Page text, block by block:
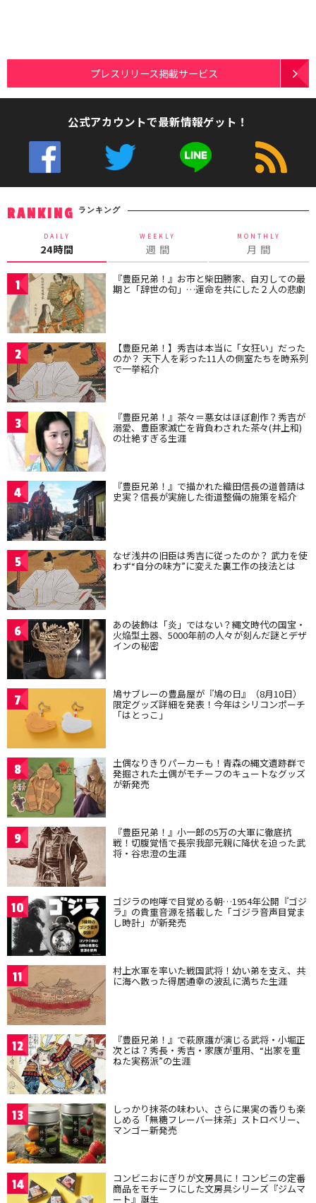
プレスリリース掲載サービス
公式アカウントで最新情報ゲット！
RANKING ランキング
DAILY
24時間
WEEKLY
週 間
MONTHLY
月 間
1 『豊臣兄弟！』お市と柴田勝家、自刃しての最
期と「辞世の句」…運命を共にした２人の悲劇
2 【豊臣兄弟！】秀吉は本当に「女狂い」だった
のか？ 天下人を彩った11人の側室たちを時系列
で一挙紹介
3 『豊臣兄弟！』茶々＝悪女はほぼ創作？秀吉が
溺愛、豊臣家滅亡を背負わされた茶々(井上和)
の壮絶すぎる生涯
4 『豊臣兄弟！』で描かれた織田信長の道普請は
史実？信長が実施した街道整備の施策を紹介
5 なぜ浅井の旧臣は秀吉に従ったのか？ 武力を使
わず“自分の味方”に変えた裏工作の技法とは
6 あの装飾は「炎」ではない？縄文時代の国宝・
火焔型土器、5000年前の人々が刻んだ謎とデザ
インの秘密
7 鳩サブレーの豊島屋が『鳩の日』（8月10日）
限定グッズ詳細を発表！今年はシリコンポーチ
「はとっこ」
8 土偶なりきりパーカーも！青森の縄文遺跡群で
発掘された土偶がモチーフのキュートなグッズ
が新発売
9 『豊臣兄弟！』小一郎の5万の大軍に徹底抗
戦！切腹覚悟で長宗我部元親に降伏を迫った武
将・谷忠澄の生涯
10 ゴジラの咆哮で目覚める朝…1954年公開『ゴジ
ラ』の貴重音源を搭載した「ゴジラ音声目覚ま
し時計」が新発売
11 村上水軍を率いた戦国武将！幼い弟を支え、共
に海へ散った得居通幸の波乱に満ちた生涯
12 『豊臣兄弟！』で萩原護が演じる武将・小堀正
次とは？秀長・秀吉・家康が重用、“出家を重
ねた実務派”の生涯
13 しっかり抹茶の味わい、さらに果実の香りも楽
しめる「無糖フレーバー抹茶」ストロベリー、
マンゴー新発売
14 コンビニおにぎりが文房具に！コンビニの定番
商品をモチーフにした文房具シリーズ『ジムマ
ート』誕生